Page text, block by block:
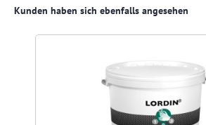
Produktgalerie überspringen
Kunden haben sich ebenfalls angesehen